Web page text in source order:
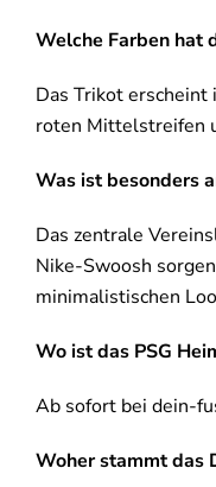
Welche Farben hat
Das Trikot
roten Mittelstreifen
Was ist besonders
Das zentrale
Nike-Swoosh
minimalistischen
Wo ist das PSG
Ab sofort bei dein-
Woher stammt das